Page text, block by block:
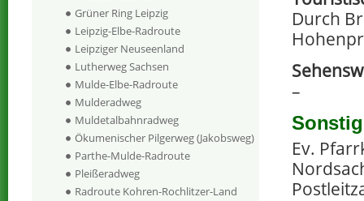
Durch
–
Ev.
Grüner Ring Leipzig
Leipzig-Elbe-Radroute
Leipziger Neuseenland
Lutherweg Sachsen
Mulde-Elbe-Radroute
Mulderadweg
Muldetalbahnradweg
Ökumenischer Pilgerweg (Jakobsweg)
Parthe-Mulde-Radroute
Pleißeradweg
Radroute Kohren-Rochlitzer-Land